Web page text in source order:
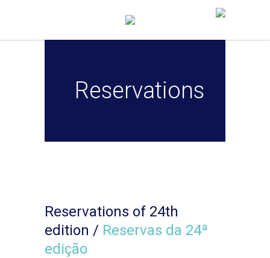
Reservations
Reservations of 24th
edition / Reservas da 24ª
edição